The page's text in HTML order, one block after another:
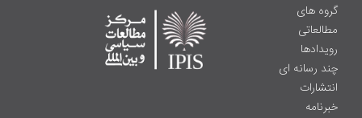
گروه های
مطالعاتی
رویدادها
چند رسانه ای
انتشارات
خبرنامه